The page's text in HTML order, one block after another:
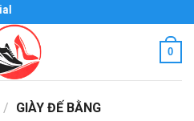
0
/ GIÀY ĐẾ BẰNG